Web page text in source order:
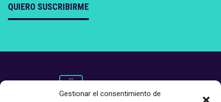
Gestionar el consentimiento de
QUIERO SUSCRIBIRME